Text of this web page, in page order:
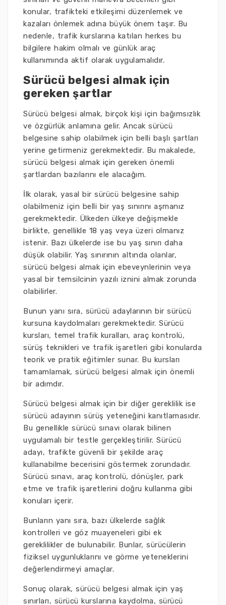
konular, trafikteki etkileşimi düzenlemek ve
kazaları önlemek adına büyük önem taşır. Bu
nedenle, trafik kurslarına katılan herkes bu
bilgilere hakim olmalı ve günlük araç
kullanımında aktif olarak uygulamalıdır.
Sürücü belgesi almak için
gereken şartlar
Sürücü belgesi almak, birçok kişi için bağımsızlık
ve özgürlük anlamına gelir. Ancak sürücü
belgesine sahip olabilmek için belli başlı şartları
yerine getirmeniz gerekmektedir. Bu makalede,
sürücü belgesi almak için gereken önemli
şartlardan bazılarını ele alacağım.
İlk olarak, yasal bir sürücü belgesine sahip
olabilmeniz için belli bir yaş sınırını aşmanız
gerekmektedir. Ülkeden ülkeye değişmekle
birlikte, genellikle 18 yaş veya üzeri olmanız
istenir. Bazı ülkelerde ise bu yaş sınırı daha
düşük olabilir. Yaş sınırının altında olanlar,
sürücü belgesi almak için ebeveynlerinin veya
yasal bir temsilcinin yazılı iznini almak zorunda
olabilirler.
Bunun yanı sıra, sürücü adaylarının bir sürücü
kursuna kaydolmaları gerekmektedir. Sürücü
kursları, temel trafik kuralları, araç kontrolü,
sürüş teknikleri ve trafik işaretleri gibi konularda
teorik ve pratik eğitimler sunar. Bu kursları
tamamlamak, sürücü belgesi almak için önemli
bir adımdır.
Sürücü belgesi almak için bir diğer gereklilik ise
sürücü adayının sürüş yeteneğini kanıtlamasıdır.
Bu genellikle sürücü sınavı olarak bilinen
uygulamalı bir testle gerçekleştirilir. Sürücü
adayı, trafikte güvenli bir şekilde araç
kullanabilme becerisini göstermek zorundadır.
Sürücü sınavı, araç kontrolü, dönüşler, park
etme ve trafik işaretlerini doğru kullanma gibi
konuları içerir.
Bunların yanı sıra, bazı ülkelerde sağlık
kontrolleri ve göz muayeneleri gibi ek
gereklilikler de bulunabilir. Bunlar, sürücülerin
fiziksel uygunluklarını ve görme yeteneklerini
değerlendirmeyi amaçlar.
Sonuç olarak, sürücü belgesi almak için yaş
sınırları, sürücü kurslarına kaydolma, sürücü